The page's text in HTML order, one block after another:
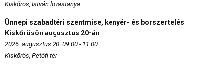
Kiskőrös, István lovastanya
Ünnepi szabadtéri szentmise, kenyér- és borszentelés
Kiskőrösön augusztus 20-án
2026. augusztus 20. 09:00 - 11:00
Kiskőrös, Petőfi tér